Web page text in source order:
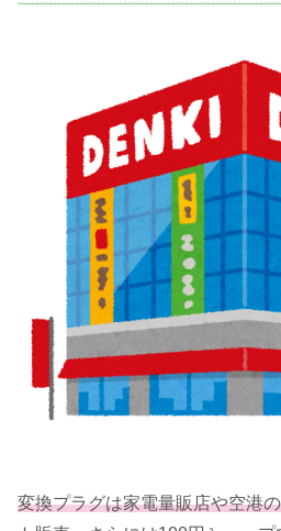
変換プラグは家電量販店や空港